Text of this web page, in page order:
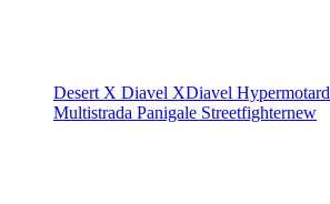
Desert X Diavel XDiavel Hypermotard
Multistrada Panigale Streetfighternew